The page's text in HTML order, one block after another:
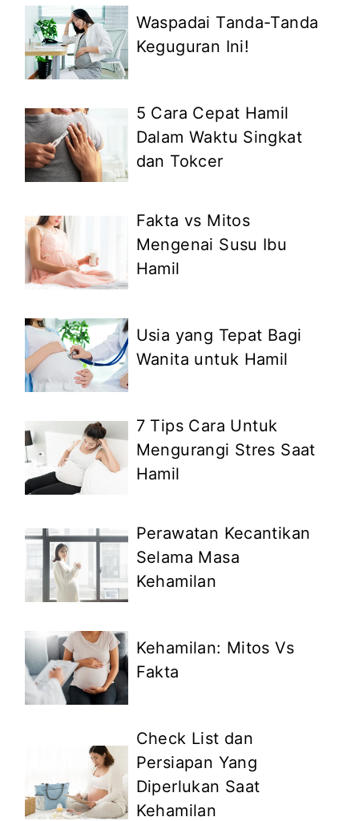
Waspadai Tanda-Tanda
Keguguran Ini!
5 Cara Cepat Hamil
Dalam Waktu Singkat
dan Tokcer
Fakta vs Mitos
Mengenai Susu Ibu
Hamil
Usia yang Tepat Bagi
Wanita untuk Hamil
7 Tips Cara Untuk
Mengurangi Stres Saat
Hamil
Perawatan Kecantikan
Selama Masa
Kehamilan
Kehamilan: Mitos Vs
Fakta
Check List dan
Persiapan Yang
Diperlukan Saat
Kehamilan